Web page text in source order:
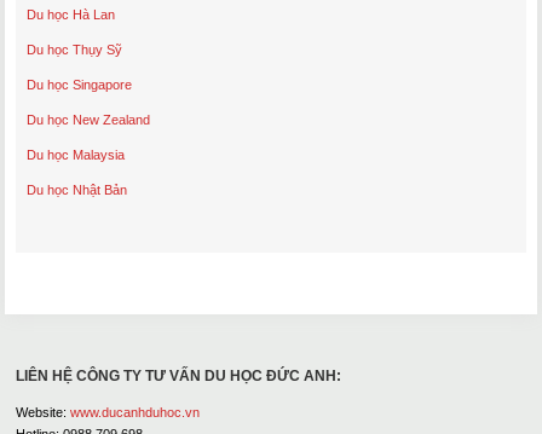
Du học Hà Lan
Du học Thụy Sỹ
Du học Singapore
Du học New Zealand
Du học Malaysia
Du học Nhật Bản
LIÊN HỆ CÔNG TY TƯ VẤN DU HỌC ĐỨC ANH:
Website: www.ducanhduhoc.vn